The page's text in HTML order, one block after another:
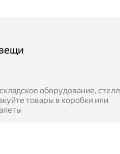
оборудование,
товары в коробки или